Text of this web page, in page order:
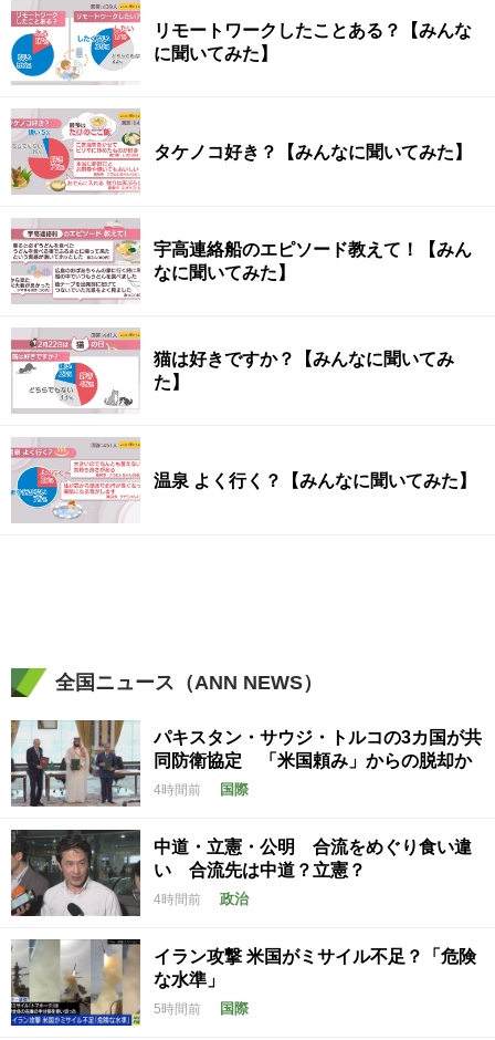
リモートワークしたことある？【みんな
に聞いてみた】
タケノコ好き？【みんなに聞いてみた】
宇高連絡船のエピソード教えて！【みん
なに聞いてみた】
猫は好きですか？【みんなに聞いてみ
た】
温泉 よく行く？【みんなに聞いてみた】
全国ニュース（ANN NEWS）
パキスタン・サウジ・トルコの3カ国が共
同防衛協定 「米国頼み」からの脱却か
4時間前 国際
中道・立憲・公明 合流をめぐり食い違
い 合流先は中道？立憲？
4時間前 政治
イラン攻撃 米国がミサイル不足？「危険
な水準」
5時間前 国際